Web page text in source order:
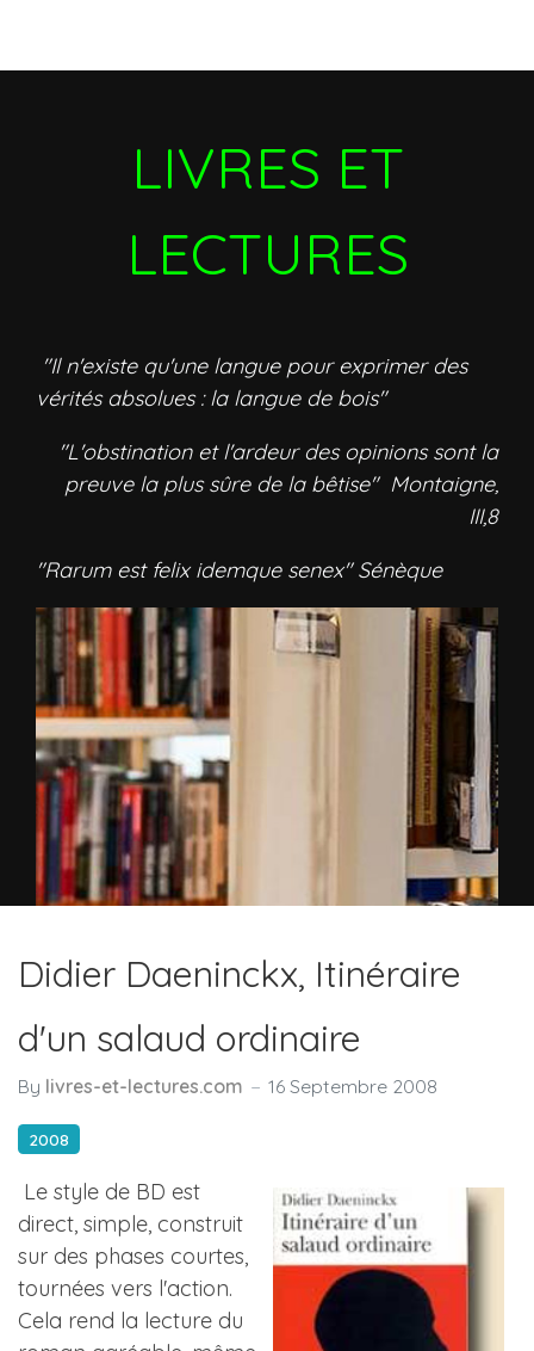
LIVRES ET
LECTURES
"Il n'existe qu'une langue pour exprimer des
vérités absolues : la langue de bois"
"L'obstination et l'ardeur des opinions sont la
preuve la plus sûre de la bêtise" Montaigne,
III,8
"Rarum est felix idemque senex" Sénèque
Didier Daeninckx, Itinéraire
d'un salaud ordinaire
By livres-et-lectures.com 16 Septembre 2008
2008
Le style de BD est
direct, simple, construit
sur des phases courtes,
tournées vers l'action.
Cela rend la lecture du